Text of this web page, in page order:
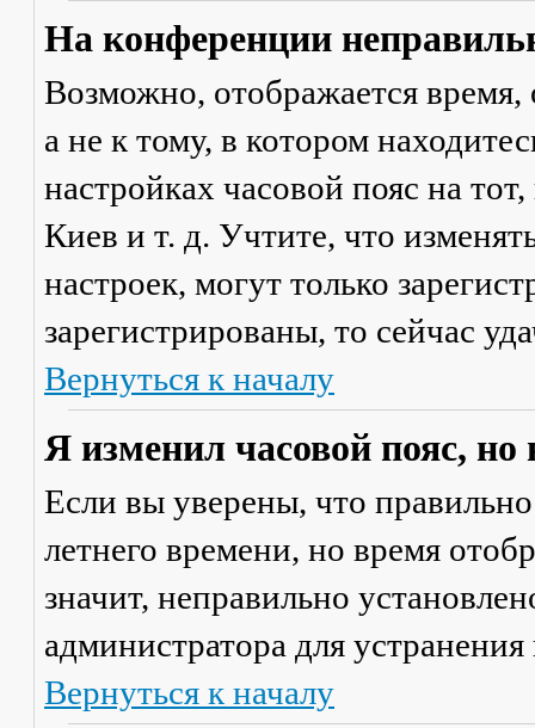
На конференции
Возможно, отображается время,
а не к тому, в котором
настройках часовой пояс на
Киев и т. д. Учтите, что
настроек, могут только
зарегистрированы, то сейчас
Вернуться к началу
Я изменил часовой пояс,
Если вы уверены, что
летнего времени, но время
значит, неправильно
администратора для
Вернуться к началу